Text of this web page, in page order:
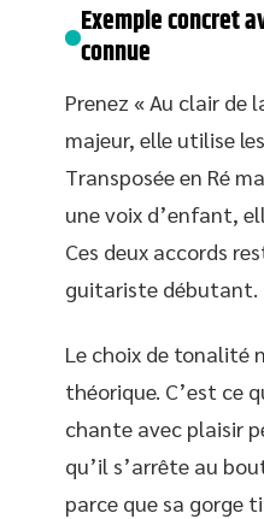
Exemple concret
connue
Prenez « Au clair de
majeur, elle utilise
Transposée en Ré
une voix d’enfant,
Ces deux accords
guitariste débutant.
Le choix de tonalité
théorique. C’est ce
chante avec plaisir
qu’il s’arrête au
parce que sa gorge